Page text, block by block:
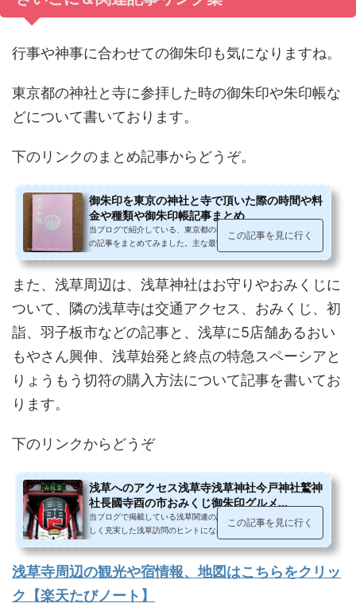
行事や神事に合わせての御朱印も気になりますね。
東京都の神社と寺に参拝した時の御朱印や朱印帳な
どについて書いております。
下のリンクのまとめ記事からどうぞ。
御朱印を東京の神社と寺で頂いた際の時間や料
金や種類や御朱印帳記事まとめ
当ブログで紹介している、東京都の神社と寺でいただいた御朱印
の記事をまとめてみました。主な最寄駅や市区町村毎にあいうえ
この記事を見に行く
また、浅草周辺は、浅草神社はお守りやおみくじに
ついて、隣の浅草寺は交通アクセス、おみくじ、初
詣、羽子板市などの記事と、浅草に5店舗あるおい
もやさん興伸、浅草始発と終点の特急スペーシアと
りょうもう切符の購入方法について記事を書いてお
ります。
下のリンクからどうぞ
浅草へのアクセス浅草寺浅草神社今戸神社鷲神
社長國寺酉の市おみくじ御朱印グルメ...
当ブログで掲載している浅草関連の記事をまとめてみました。楽
しく充実した浅草訪問のヒントになれば幸いです。浅草までのア
この記事を見に行く
浅草寺周辺の観光や宿情報、地図はこちらをクリッ
ク【楽天たびノート】